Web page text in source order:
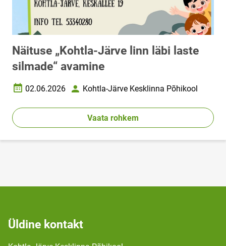
Näituse „Kohtla-Järve linn läbi laste
silmade“ avamine
Loomise kuupäev
02.06.2026 AutorKohtla-Järve Kesklinna Põhikool
Vaata rohkem
Üldine kontakt